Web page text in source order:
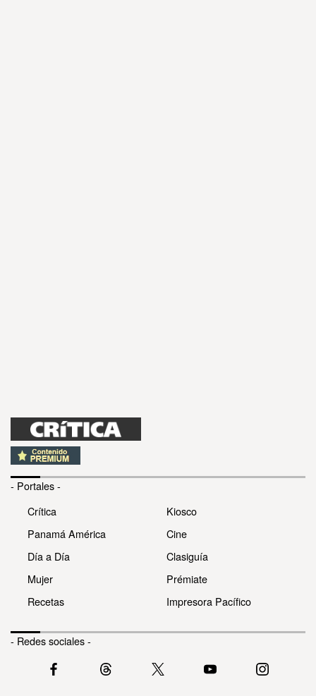
- Portales -
Crítica
Panamá América
Día a Día
Mujer
Recetas
Kiosco
Cine
Clasiguía
Prémiate
Impresora Pacífico
- Redes sociales -